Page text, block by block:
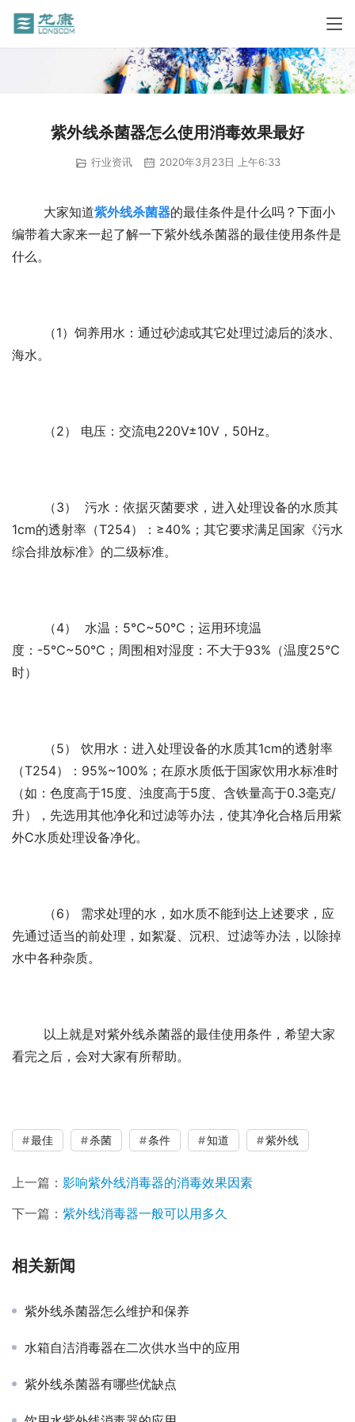
紫外线杀菌器怎么使用消毒效果最好
行业资讯 2020年3月23日 上午6:33
	大家知道
紫外线杀菌器的最佳条件是什么吗？下面小
编带着大家来一起了解一下紫外线杀菌器的最佳使用条件是
什么。
海水。
	（2） 电压：交流电220V±10V，50Hz。
1cm的透射率（T254）：≥40%；其它要求满足国家《污水
综合排放标准》 的二级标准。
度：-5℃~50℃；周围相对湿度：不大于93%（温度25℃
时）
（T254）：95%~100%；在原水质低于国家饮用水标准时
（如：色度高于15度、浊度高于5度、含铁量高于0.3毫克/
升），先选用其他净化和过滤等办法，使其净化合格后用紫
外C水质处理设备净化。
先通过适当的前处理，如絮凝、沉积、过滤等办法，以除掉
水中各种杂质。
看完之后，会对大家有所帮助。
最佳 杀菌 条件 知道 紫外线
上一篇： 影响紫外线消毒器的消毒效果因素
下一篇： 紫外线消毒器一般可以用多久
相关新闻
紫外线杀菌器怎么维护和保养
水箱自洁消毒器在二次供水当中的应用
紫外线杀菌器有哪些优缺点